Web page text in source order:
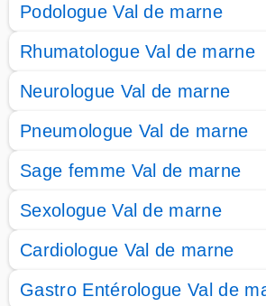
Podologue Val de marne
Rhumatologue Val de marne
Neurologue Val de marne
Pneumologue Val de marne
Sage femme Val de marne
Sexologue Val de marne
Cardiologue Val de marne
Gastro Entérologue Val de